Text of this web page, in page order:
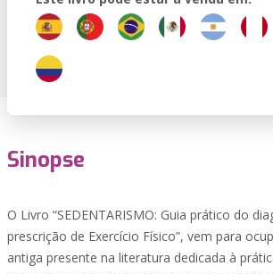
Sinopse
O Livro “SEDENTARISMO: Guia prático do
prescrição de Exercício Físico”, vem para
antiga presente na literatura dedicada à